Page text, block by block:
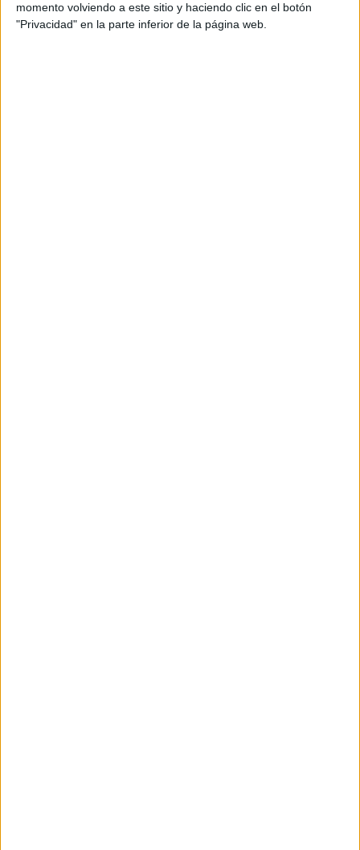
momento volviendo a este sitio y haciendo clic en el botón
"Privacidad" en la parte inferior de la página web.
No es habitual la entrada de niñas a nado, pero esa tónica